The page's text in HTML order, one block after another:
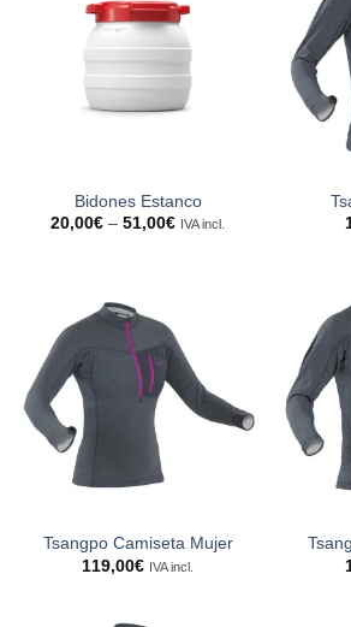
Bidones Estanco
20,00€ – 51,00€ IVA incl.
Tsangpo Camiseta Mujer
119,00€ IVA incl.